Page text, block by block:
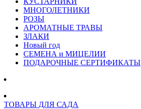
МНОГОЛЕТНИКИ
РОЗЫ
АРОМАТНЫЕ ТРАВЫ
ЗЛАКИ
Новый год
СЕМЕНА и МИЦЕЛИИ
ПОДАРОЧНЫЕ СЕРТИФИКАТЫ
ТОВАРЫ ДЛЯ САДА